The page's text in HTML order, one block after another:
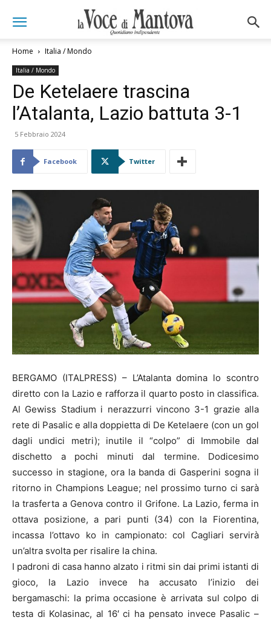
Home Italia / Mondo
Italia / Mondo
De Ketelaere trascina
l’Atalanta, Lazio battuta 3-1
5 Febbraio 2024
Facebook Twitter
BERGAMO (ITALPRESS) – L’Atalanta domina lo scontro
diretto con la Lazio e rafforza il quarto posto in classifica.
Al Gewiss Stadium i nerazzurri vincono 3-1 grazie alla
rete di Pasalic e alla doppietta di De Ketelaere (con un gol
dagli undici metri); inutile il “colpo” di Immobile dal
dischetto a pochi minuti dal termine. Dodicesimo
successo in stagione, ora la banda di Gasperini sogna il
ritorno in Champions League; nel prossimo turno ci sarà
la trasferta a Genova contro il Grifone. La Lazio, ferma in
ottava posizione, a pari punti (34) con la Fiorentina,
incassa l’ottavo ko in campionato: col Cagliari servirà
un’altra svolta per risalire la china.
I padroni di casa hanno alzato i ritmi sin dai primi istanti di
gioco, la Lazio invece ha accusato l’inizio dei
bergamaschi: la prima occasione è arrivata sul colpo di
testa di Kolasinac, al 16′ ci ha pensato invece Pasalic –